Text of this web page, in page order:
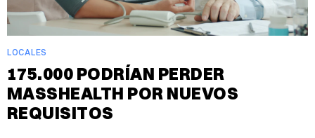
LOCALES
175.000 PODRÍAN PERDER
MASSHEALTH POR NUEVOS
REQUISITOS